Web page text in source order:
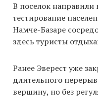
В поселок направили
тестирование
Намче-Базаре
здесь туристы
Ранее Эверест уже
длительного
вершину, но без